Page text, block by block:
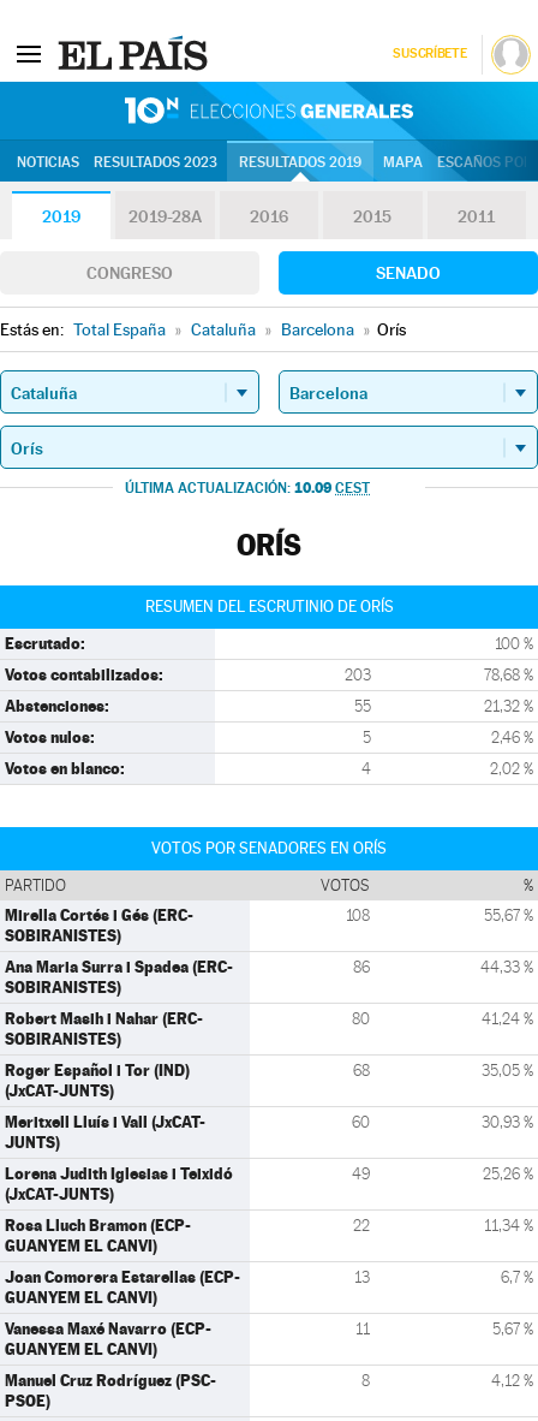
SUSCRÍBETE
NOTICIAS RESULTADOS 2023 RESULTADOS 2019 MAPA ESCAÑOS
2019 2019-28A 2016 2015 2011
CONGRESO SENADO
Estás en: Total España » Cataluña » Barcelona » Orís
ÚLTIMA ACTUALIZACIÓN: 10.09 CEST
ORÍS
RESUMEN DEL ESCRUTINIO DE ORÍS
Escrutado: 100 %
Votos contabilizados: 203 78,68 %
Abstenciones: 55 21,32 %
Votos nulos: 5 2,46 %
Votos en blanco: 4 2,02 %
VOTOS POR SENADORES EN ORÍS
PARTIDO VOTOS %
Mirella Cortés i Gés (ERC-
SOBIRANISTES)
108 55,67 %
Ana Maria Surra i Spadea (ERC-
SOBIRANISTES)
86 44,33 %
Robert Masih i Nahar (ERC-
SOBIRANISTES)
80 41,24 %
Roger Español i Tor (IND)
(JxCAT-JUNTS)
68 35,05 %
Meritxell Lluís i Vall (JxCAT-
JUNTS)
60 30,93 %
Lorena Judith Iglesias i Teixidó
(JxCAT-JUNTS)
49 25,26 %
Rosa Lluch Bramon (ECP-
GUANYEM EL CANVI)
22 11,34 %
Joan Comorera Estarellas (ECP-
GUANYEM EL CANVI)
13 6,7 %
Vanessa Maxé Navarro (ECP-
GUANYEM EL CANVI)
11 5,67 %
Manuel Cruz Rodríguez (PSC-
PSOE)
8 4,12 %